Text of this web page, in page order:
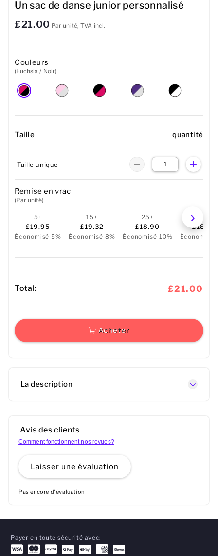
Durable
Sacs
Accessoires de sport
Un sac de danse junior personnalisé
£21.00 Par unité, TVA incl.
Couleurs
(Fuchsia / Noir)
Taille quantité
Taille unique
Remise en vrac
(Par unité)
5+
£19.95
Économisé 5%
15+
£19.32
Économisé 8%
25+
£18.90
Économisé 10%
50+
£18.48
Économisé
Total: £21.00
Acheter
La description
Avis des clients
Comment fonctionnent nos revues?
Laisser une évaluation
Pas encore d'évaluation
Payer en toute sécurité avec: